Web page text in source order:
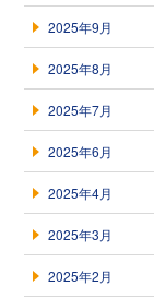
2025年9月
2025年8月
2025年7月
2025年6月
2025年4月
2025年3月
2025年2月